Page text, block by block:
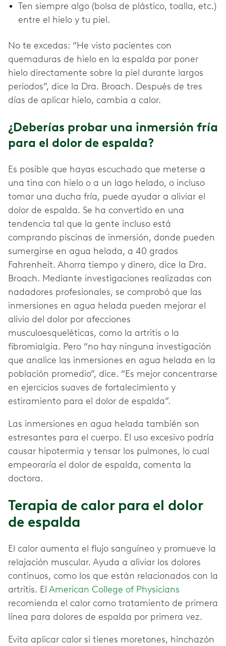
Ten siempre algo (bolsa de plástico, toalla, etc.)
entre el hielo y tu piel.
No te excedas: “He visto pacientes con
quemaduras de hielo en la espalda por poner
hielo directamente sobre la piel durante largos
periodos”, dice la Dra. Broach. Después de tres
días de aplicar hielo, cambia a calor.
¿Deberías probar una inmersión fría
para el dolor de espalda?
Es posible que hayas escuchado que meterse a
una tina con hielo o a un lago helado, o incluso
tomar una ducha fría, puede ayudar a aliviar el
dolor de espalda. Se ha convertido en una
tendencia tal que la gente incluso está
comprando piscinas de inmersión, donde pueden
sumergirse en agua helada, a 40 grados
Fahrenheit. Ahorra tiempo y dinero, dice la Dra.
Broach. Mediante investigaciones realizadas con
nadadores profesionales, se comprobó que las
inmersiones en agua helada pueden mejorar el
alivio del dolor por afecciones
musculoesqueléticas, como la artritis o la
fibromialgia. Pero “no hay ninguna investigación
que analice las inmersiones en agua helada en la
población promedio”, dice. “Es mejor concentrarse
en ejercicios suaves de fortalecimiento y
estiramiento para el dolor de espalda”.
Las inmersiones en agua helada también son
estresantes para el cuerpo. El uso excesivo podría
causar hipotermia y tensar los pulmones, lo cual
empeoraría el dolor de espalda, comenta la
doctora.
Terapia de calor para el dolor
de espalda
El calor aumenta el flujo sanguíneo y promueve la
relajación muscular. Ayuda a aliviar los dolores
continuos, como los que están relacionados con la
artritis. El American College of Physicians
recomienda el calor como tratamiento de primera
línea para dolores de espalda por primera vez.
Evita aplicar calor si tienes moretones, hinchazón